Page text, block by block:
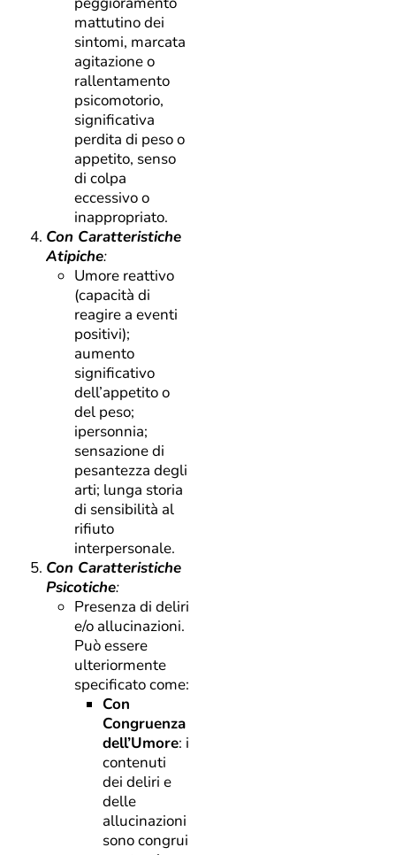
mattutino dei
sintomi, marcata
agitazione o
rallentamento
psicomotorio,
significativa
perdita di peso o
appetito, senso
di colpa
eccessivo o
inappropriato.
Con Caratteristiche
Atipiche:
Umore reattivo
(capacità di
reagire a eventi
positivi);
aumento
significativo
dell’appetito o
del peso;
ipersonnia;
sensazione di
pesantezza degli
arti; lunga storia
di sensibilità al
rifiuto
interpersonale.
Con Caratteristiche
Psicotiche:
Presenza di deliri
e/o allucinazioni.
Può essere
ulteriormente
specificato come:
Con
Congruenza
dell’Umore: i
contenuti
dei deliri e
delle
allucinazioni
sono congrui